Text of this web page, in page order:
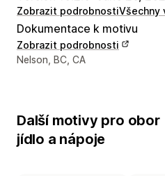
Zobrazit podrobnostiVšechny
Dokumentace k motivu
Zobrazit podrobnosti
Kontaktní údaje designéra
Nelson, BC, CA
Další motivy pro obor
jídlo a nápoje